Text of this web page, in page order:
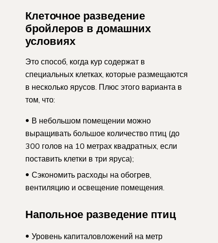
Клеточное разведение
бройлеров в домашних
условиях
Это способ, когда кур содержат в
специальных клетках, которые размещаются
в несколько ярусов. Плюс этого варианта в
том, что:
В небольшом помещении можно
выращивать большое количество птиц (до
300 голов на 10 метрах квадратных, если
поставить клетки в три яруса);
Сэкономить расходы на обогрев,
вентиляцию и освещение помещения.
Напольное разведение птиц
Уровень капиталовложений на метр